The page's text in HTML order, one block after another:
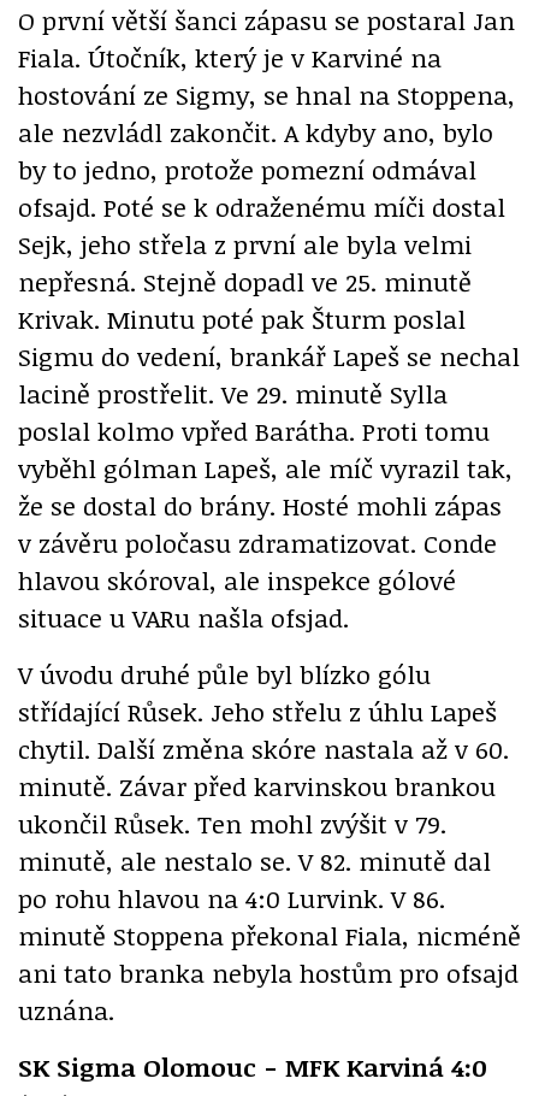
O první větší šanci zápasu se postaral Jan
Fiala. Útočník, který je v Karviné na
hostování ze Sigmy, se hnal na Stoppena,
ale nezvládl zakončit. A kdyby ano, bylo
by to jedno, protože pomezní odmával
ofsajd. Poté se k odraženému míči dostal
Sejk, jeho střela z první ale byla velmi
nepřesná. Stejně dopadl ve 25. minutě
Krivak. Minutu poté pak Šturm poslal
Sigmu do vedení, brankář Lapeš se nechal
lacině prostřelit. Ve 29. minutě Sylla
poslal kolmo vpřed Barátha. Proti tomu
vyběhl gólman Lapeš, ale míč vyrazil tak,
že se dostal do brány. Hosté mohli zápas
v závěru poločasu zdramatizovat. Conde
hlavou skóroval, ale inspekce gólové
situace u VARu našla ofsjad.
V úvodu druhé půle byl blízko gólu
střídající Růsek. Jeho střelu z úhlu Lapeš
chytil. Další změna skóre nastala až v 60.
minutě. Závar před karvinskou brankou
ukončil Růsek. Ten mohl zvýšit v 79.
minutě, ale nestalo se. V 82. minutě dal
po rohu hlavou na 4:0 Lurvink. V 86.
minutě Stoppena překonal Fiala, nicméně
ani tato branka nebyla hostům pro ofsajd
uznána.
SK Sigma Olomouc - MFK Karviná 4:0